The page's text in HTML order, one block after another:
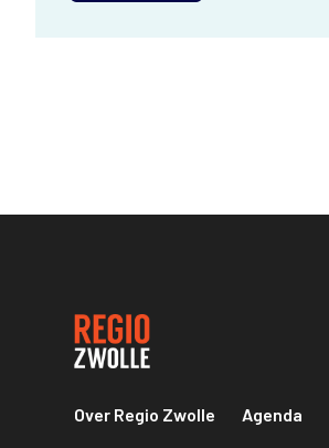
Over Regio Zwolle Agenda